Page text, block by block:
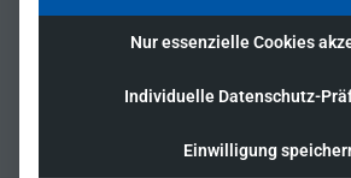
Nur essenzielle Cookies
Individuelle Datenschutz-
Einwilligung